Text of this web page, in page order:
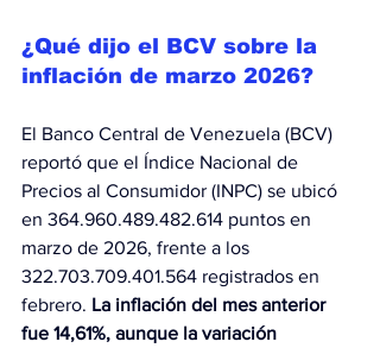
¿Qué dijo el BCV sobre la
inflación de marzo 2026?
El Banco Central de Venezuela (BCV)
reportó que el Índice Nacional de
Precios al Consumidor (INPC) se ubicó
en 364.960.489.482.614 puntos en
marzo de 2026, frente a los
322.703.709.401.564 registrados en
febrero. La inflación del mes anterior
fue 14,61%, aunque la variación